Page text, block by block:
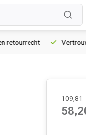
Vertrouwd
109,81